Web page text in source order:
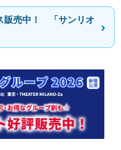
販売中！ 「サンリオ